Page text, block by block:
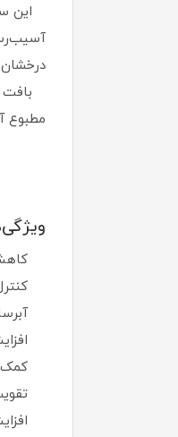
درخشان
بافت
مطبوع
کمک